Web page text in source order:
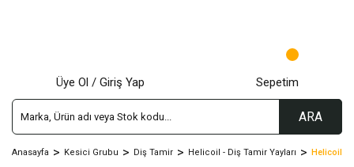
ARA
Üye Ol / Giriş Yap Sepetim
Anasayfa Kesici Grubu Diş Tamir Helicoil - Diş Tamir Yayları Helicoil -